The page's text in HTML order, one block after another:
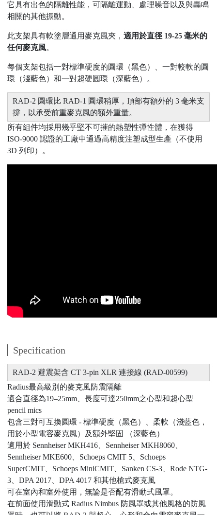
它具有出色的隔離性能，可隔離運動、處理噪音以及與轟鳴
相關的其他振動。
此支架具有軟塗層通用麥克風夾， 適用於直徑 19-25 毫米的
任何麥克風。
每個支架包括一對標準硬度的圓環（黑色）、一對較軟的圓
環（淺藍色）和一對超硬圓環（深藍色）。
RAD-2 圓環比 RAD-1 圓環稍厚，頂部有額外的 3 毫米支
撐，以承受前重麥克風的額外重量。
所有組件均採用幾乎堅不可摧的熱塑性彈性體，在獲得
ISO-9000 認證的工廠中通過高精度注塑成型生產（不使用
3D 列印）。
Specification
RAD-2 避震架含 CT 3-pin XLR 連接線 (RAD-00599)
Radius最高級別的麥克風防震隔離
適合直徑為19–25mm、長度可達250mm之心型和超心型
pencil mics
包含三對可互換圓環 - 標準硬度（黑色）、柔軟（淺藍色，
用於小型電容麥克風）及額外堅固 （深藍色）
適用於 Sennheiser MKH416、Sennheiser MKH8060、
Sennheiser MKE600、Schoeps CMIT 5、Schoeps
SuperCMIT、Schoeps MiniCMIT、Sanken CS-3、Rode NTG-
3、DPA 2017、DPA 4017 和其他槍式麥克風
可在室內和室外使用，無論是否配有滑動式風罩。
在前面使用滑動式 Radius Nimbus 防風罩或其他風格的防風